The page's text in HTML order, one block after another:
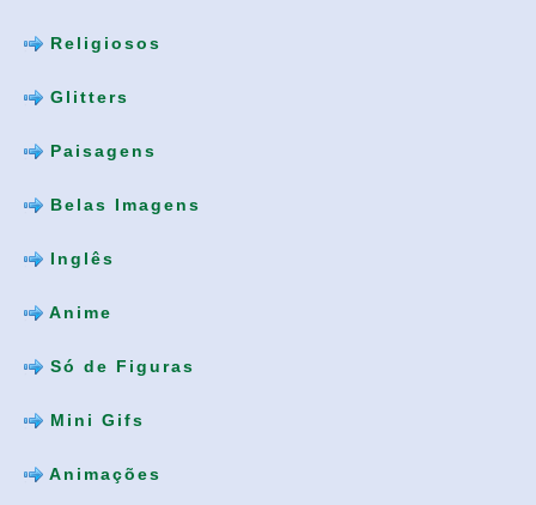
Religiosos
Glitters
Paisagens
Belas Imagens
Inglês
Anime
Só de Figuras
Mini Gifs
Animações